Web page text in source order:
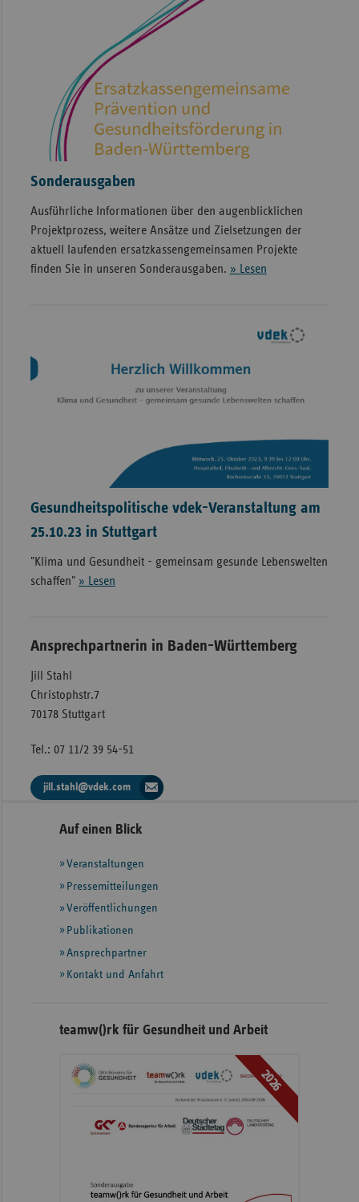
Sonderausgaben
Ausführliche Informationen über den augenblicklichen
Projektprozess, weitere Ansätze und Zielsetzungen der
aktuell laufenden ersatzkassengemeinsamen Projekte
finden Sie in unseren Sonderausgaben. » Lesen
Gesundheitspolitische vdek-Veranstaltung am
25.10.23 in Stuttgart
"Klima und Gesundheit - gemeinsam gesunde Lebenswelten
schaffen" » Lesen
Ansprechpartnerin in Baden-Württemberg
Jill Stahl
Christophstr.7
70178 Stuttgart
Tel.: 07 11/2 39 54-51
jill.stahl@vdek.com
Seitennavigation
Seitenleiste
weiteren
Informationen
Auf einen Blick
Veranstaltungen
Pressemitteilungen
Veröffentlichungen
Publikationen
Ansprechpartner
Kontakt und Anfahrt
teamw()rk für Gesundheit und Arbeit
2026